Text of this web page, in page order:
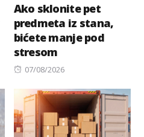
Ako sklonite pet
predmeta iz stana,
bićete manje pod
stresom
Posted
07/08/2026